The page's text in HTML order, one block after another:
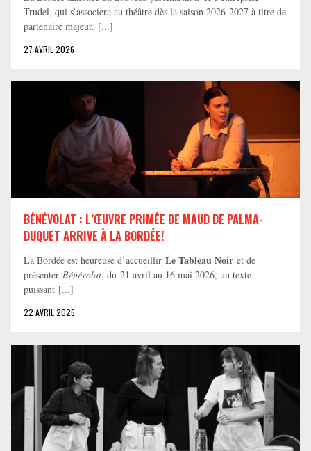
Trudel, qui s’associera au théâtre dès la saison 2026-2027 à titre de
partenaire majeur. [...]
27 AVRIL 2026
BÉNÉVOLAT : L’ŒUVRE PRIMÉE DE MAUD DE PALMA-
DUQUET ARRIVE À LA BORDÉE!
La Bordée est heureuse d’accueillir Le Tableau Noir et de
présenter Bénévolat, du 21 avril au 16 mai 2026, un texte
puissant [...]
22 AVRIL 2026